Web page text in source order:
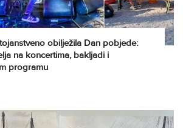
obilježila Dan pobjede:
na koncertima, bakljadi i
programu